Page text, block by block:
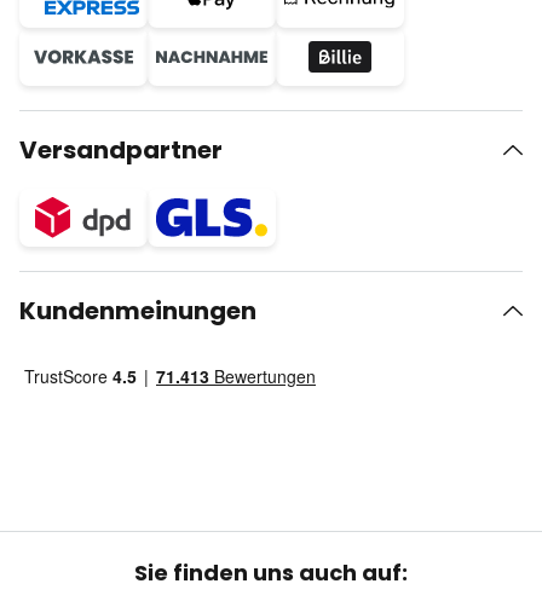
Versandpartner
Kundenmeinungen
Sie finden uns auch auf: